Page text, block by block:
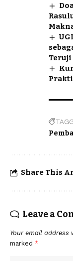
Teruji
Share This
Leave a
Your email address
marked *